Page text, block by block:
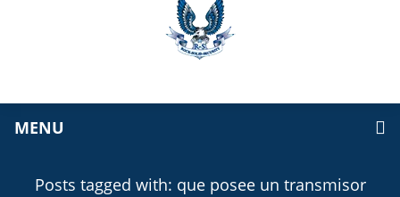
MENU
Posts tagged with: que posee un transmisor